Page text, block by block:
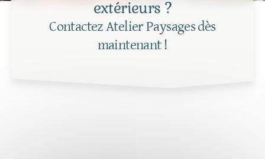
extérieurs ?
Contactez Atelier Paysages dès
maintenant !